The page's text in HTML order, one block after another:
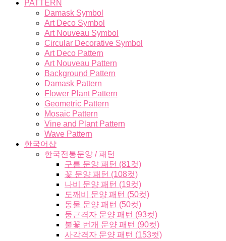
PATTERN
Damask Symbol
Art Deco Symbol
Art Nouveau Symbol
Circular Decorative Symbol
Art Deco Pattern
Art Nouveau Pattern
Background Pattern
Damask Pattern
Flower Plant Pattern
Geometric Pattern
Mosaic Pattern
Vine and Plant Pattern
Wave Pattern
한국어샵
한국전통문양 / 패턴
구름 문양 패턴 (81컷)
꽃 문양 패턴 (108컷)
나비 문양 패턴 (19컷)
도깨비 문양 패턴 (50컷)
동물 문양 패턴 (50컷)
둥근격자 문양 패턴 (93컷)
불꽃 번개 문양 패턴 (90컷)
사각격자 문양 패턴 (153컷)